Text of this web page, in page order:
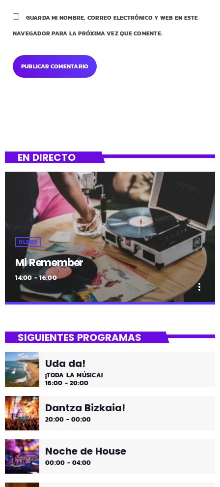
GUARDA MI NOMBRE, CORREO ELECTRÓNICO Y WEB EN ESTE
NAVEGADOR PARA LA PRÓXIMA VEZ QUE COMENTE.
EN DIRECTO
OLDIES
Mi Remember
14:00 - 16:00
more_vert
Las décadas de lo 50, 60. 70 y 80 los medios días y
comienzo de tarde de los fines de semana, de 2 a 4.
¡Disfruta!
SIGUIENTES PROGRAMAS
Uda da!
¡TODA LA MÚSICA!
16:00 - 20:00
Dantza Bizkaia!
20:00 - 00:00
Noche de House
00:00 - 04:00